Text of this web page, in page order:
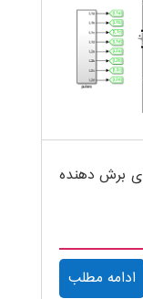
برش دهنده
ادامه مطلب